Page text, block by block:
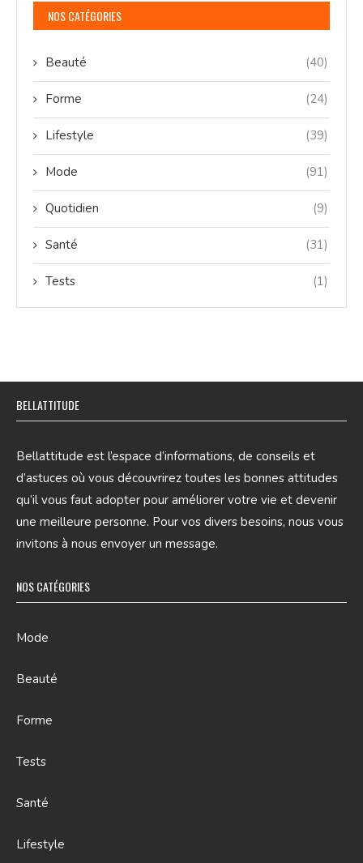
NOS CATÉGORIES
Beauté (40)
Forme (24)
Lifestyle (39)
Mode (91)
Quotidien (9)
Santé (31)
Tests (1)
BELLATTITUDE
Bellattitude est l’espace d’informations, de conseils et
d’astuces où vous découvrirez toutes les bonnes attitudes
qu’il vous faut adopter pour améliorer votre vie et devenir
une meilleure personne. Pour vos divers besoins, nous vous
invitons à nous envoyer un message.
NOS CATÉGORIES
Mode
Beauté
Forme
Tests
Santé
Lifestyle